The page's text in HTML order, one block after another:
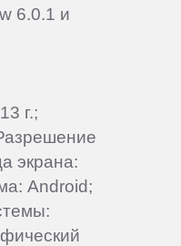
6.0.1 и
г.;
экрана:
Android;